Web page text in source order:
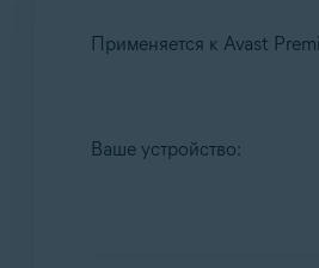
Применяется к Avast
Продукты:
Avast Premium Security
Ваше устройство: